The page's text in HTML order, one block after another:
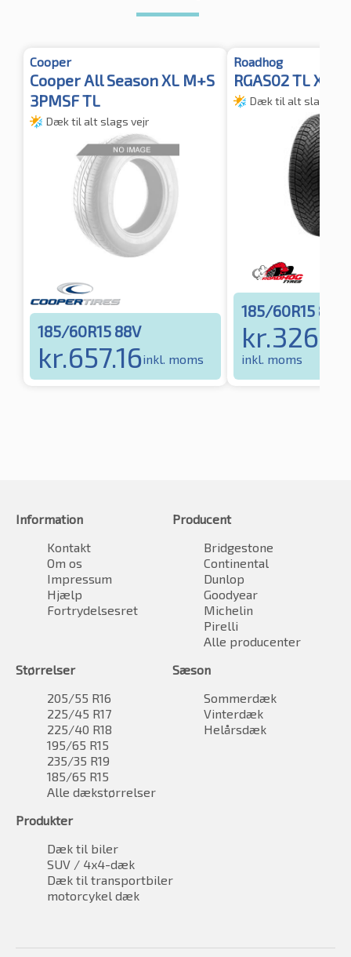
Cooper
Cooper All Season XL M+S
3PMSF TL
Dæk til alt slags vejr
185/60R15 88V
kr.657.16inkl. moms
Roadhog
RGAS02 TL XL
Dæk til alt slags
185/60R15 88H
kr.
inkl. moms
Information
Kontakt
Om os
Impressum
Hjælp
Fortrydelsesret
Producent
Bridgestone
Continental
Dunlop
Goodyear
Michelin
Pirelli
Alle producenter
Størrelser
205/55 R16
225/45 R17
225/40 R18
195/65 R15
235/35 R19
185/65 R15
Alle dækstørrelser
Sæson
Sommerdæk
Vinterdæk
Helårsdæk
Produkter
Dæk til biler
SUV / 4x4-dæk
Dæk til transportbiler
motorcykel dæk